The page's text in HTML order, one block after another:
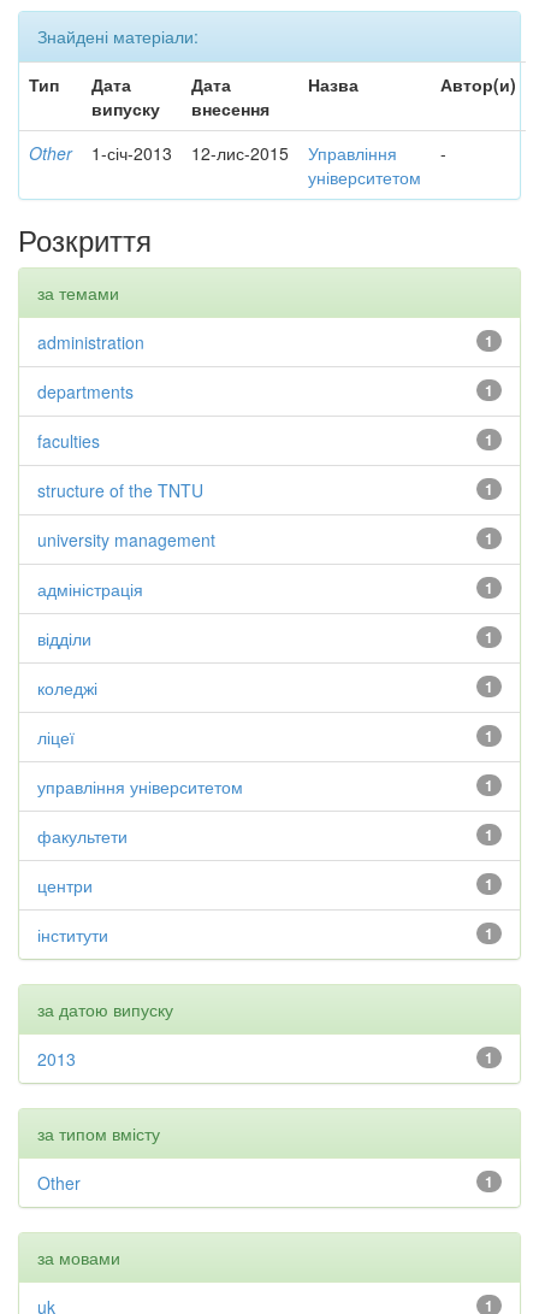
Знайдені матеріали:
Тип
Дата
випуску
Дата
внесення
Назва Автор(и)
Other 1-січ-2013 12-лис-2015
Управління
університетом
-
Розкриття
за темами
1
administration
1
departments
1
faculties
1
structure of the TNTU
1
university management
1
адміністрація
1
відділи
1
коледжі
1
ліцеї
1
управління університетом
1
факультети
1
центри
1
інститути
за датою випуску
1
2013
за типом вмісту
1
Other
за мовами
1
uk